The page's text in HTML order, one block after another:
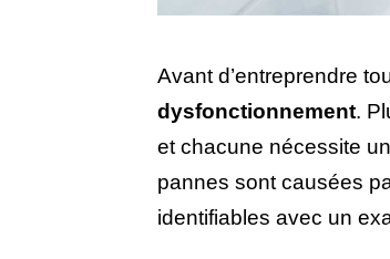
Avant d’entreprendre
dysfonctionnement.
et chacune nécessite
pannes sont causées
identifiables avec un